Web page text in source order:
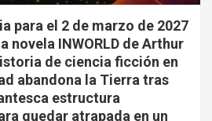
para el 2 de marzo de 2027
novela INWORLD de Arthur
de ciencia ficción en
abandona la Tierra tras
estructura
quedar atrapada en un